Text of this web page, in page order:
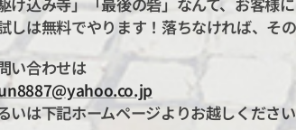
しは無料でやります！落ちなければ、そ
い合わせは
いは下記ホームページよりお越しください